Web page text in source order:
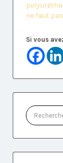
ne faut
Si vous
Rechercher: